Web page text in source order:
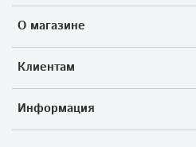
О магазине
Клиентам
Информация